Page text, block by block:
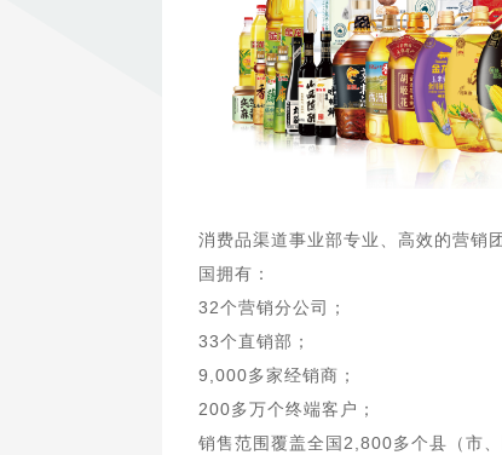
消费品渠道事业部专业、高效的营销
国拥有：
32个营销分公司；
33个直销部；
9,000多家经销商；
200多万个终端客户；
销售范围覆盖全国2,800多个县（市、